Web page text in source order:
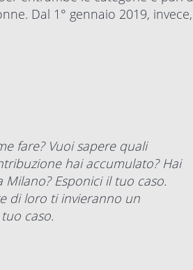
Dal 1° gennaio 2019, invece,
fare? Vuoi sapere quali
hai accumulato? Hai
Esponici il tuo caso.
di loro ti invieranno un
caso.